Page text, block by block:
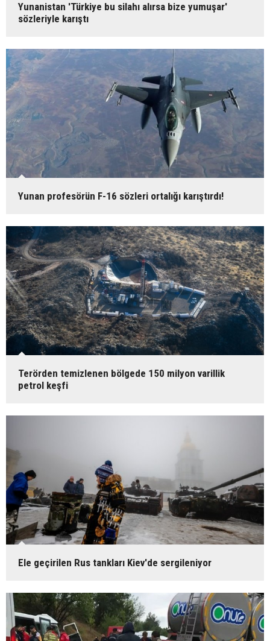
Yunanistan 'Türkiye bu silahı alırsa bize yumuşar'
sözleriyle karıştı
Yunan profesörün F-16 sözleri ortalığı karıştırdı!
Terörden temizlenen bölgede 150 milyon varillik
petrol keşfi
Ele geçirilen Rus tankları Kiev'de sergileniyor